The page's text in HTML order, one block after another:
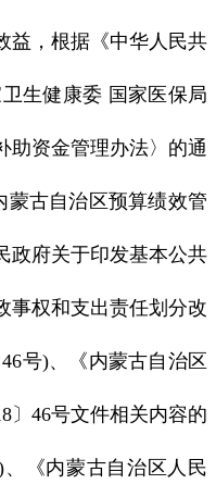
益，根据《中华人民共
生健康委 国家医保局
助资金管理办法〉的通
蒙古自治区预算绩效管
政府关于印发基本公共
事权和支出责任划分改
号)、《内蒙古自治区
〕46号文件相关内容的
《内蒙古自治区人民